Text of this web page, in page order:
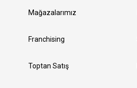
Mağazalarımız
Franchising
Toptan Satış